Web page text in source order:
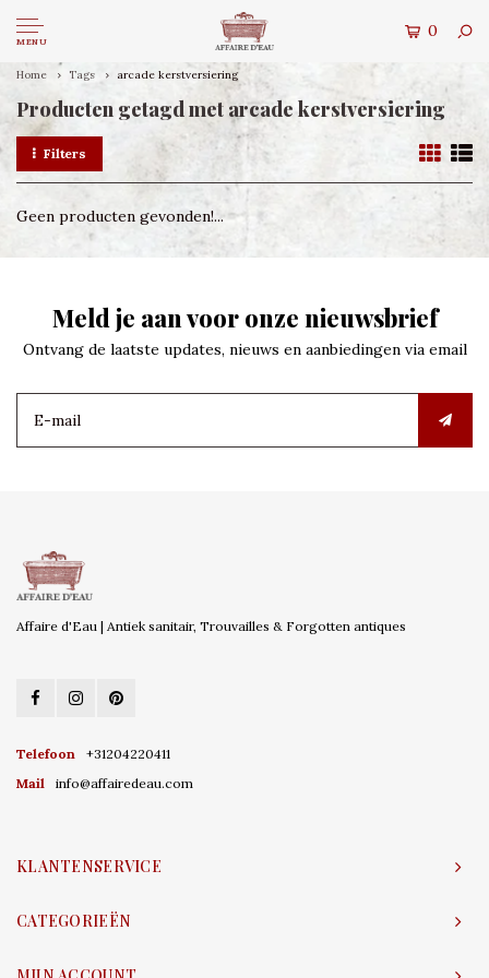
MENU
0
Home Tags arcade kerstversiering
Producten getagd met arcade kerstversiering
Filters
Geen producten gevonden!...
Meld je aan voor onze nieuwsbrief
Ontvang de laatste updates, nieuws en aanbiedingen via email
Affaire d'Eau | Antiek sanitair, Trouvailles & Forgotten antiques
Telefoon
+31204220411
Mail
info@affairedeau.com
KLANTENSERVICE
CATEGORIEËN